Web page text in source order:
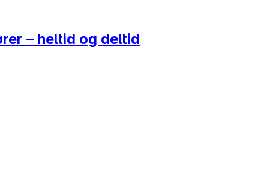
– heltid og deltid